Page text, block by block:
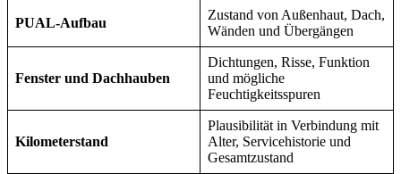
PUAL-Aufbau
Zustand von Außenhaut, Dach,
Wänden und Übergängen
Fenster und Dachhauben
Dichtungen, Risse, Funktion
und mögliche
Feuchtigkeitsspuren
Kilometerstand
Plausibilität in Verbindung mit
Alter, Servicehistorie und
Gesamtzustand